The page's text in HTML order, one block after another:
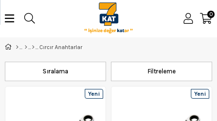
0
Cırcır Anahtarlar
Filtreleme
Sıralama
Yeni
Yeni